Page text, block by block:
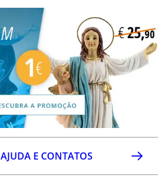
AJUDA E CONTATOS